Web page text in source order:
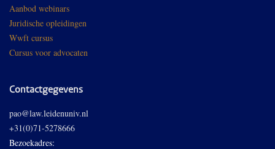
Aanbod webinars
Juridische opleidingen
Wwft cursus
Cursus voor advocaten
Contactgegevens
pao@law.leidenuniv.nl
+31(0)71-5278666
Bezoekadres: